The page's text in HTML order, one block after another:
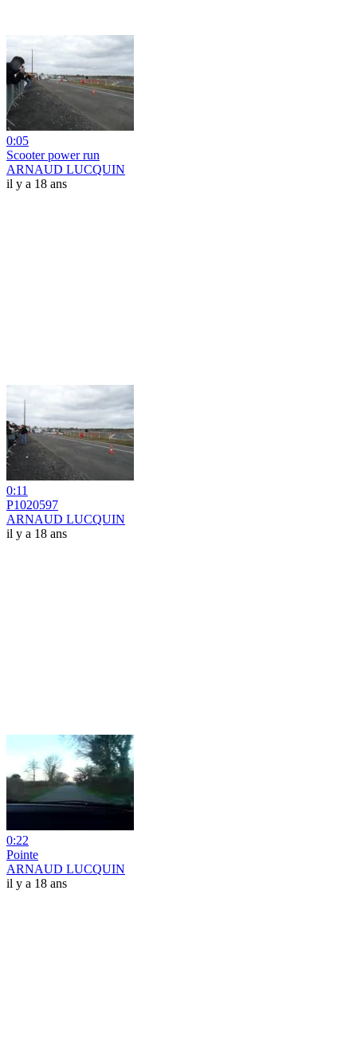
0:05
Scooter power run
ARNAUD LUCQUIN
il y a 18 ans
0:11
P1020597
ARNAUD LUCQUIN
il y a 18 ans
0:22
Pointe
ARNAUD LUCQUIN
il y a 18 ans